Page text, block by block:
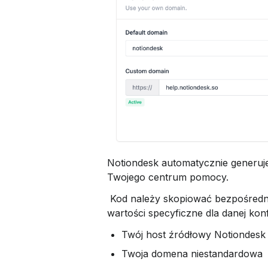
Notiondesk automatycznie
Twojego centrum pomocy.
wartości specyficzne dla danej
Twój host źródłowy Notiondesk
Twoja domena niestandardowa